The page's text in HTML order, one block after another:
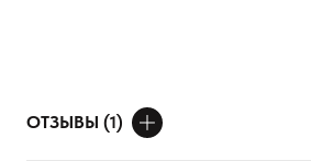
ОТЗЫВЫ (1)